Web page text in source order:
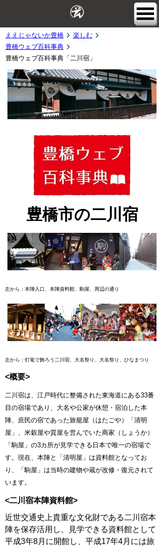
ええじゃないか豊橋
楽しむ
豊橋ウェブ百科事典
豊橋ウェブ百科事典「二川宿」
豊橋市の二川宿
左から：本陣入口、本陣資料館、駒屋、周辺の通り
左から：灯篭で飾ろう二川宿、大名祭り、大名祭り、ひなまつり
<概要>
二川宿は、江戸時代に整備された東海道にある33番
目の宿場であり、大名や公家が休憩・宿泊した本
陣、庶民の宿であった旅籠屋（はたごや）「清明
屋」、米穀屋や質屋を営んでいた商家（しょうか）
「駒屋」の3カ所が見学できる日本で唯一の宿場で
す。 現在、本陣と「清明屋」は資料館となってお
り、「駒屋」は当時の建物や蔵が改修・復元されて
います。
<二川宿本陣資料館>
近世交通史上貴重な文化財である二川宿本
陣を保存活用し、見学できる資料館として
平成3年8月に開館し、平成17年4月には旅